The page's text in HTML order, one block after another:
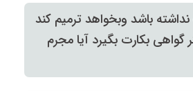
باشد وبخواهد ترمیم کند
گواهی بکارت بگیرد آیا مجرم